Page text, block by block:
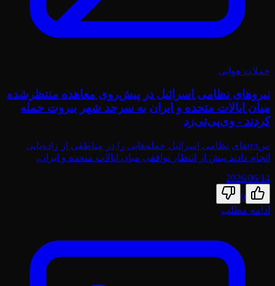
حملات هوایی
نیروهای نظامی اسرائیل در پیش‌روی معاهده منتظرشده
میان ایالات متحده و ایران به سرحد شهر بیروت حمله
کردند - وی‌پی‌تی‌زد
سил‌های نظامی اسرائیل حمله‌هایی را در مناطقی از زاده‌پایی
انجام دادند پیش از انتظار توافقی میان ایالات متحده و ایران.
2026/06/14
0
ادامه مطلب